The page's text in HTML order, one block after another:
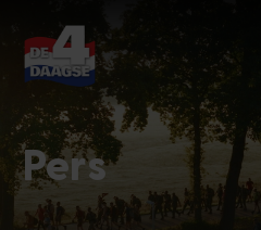
Pers
Chatbot Miles
Stel je vragen 24/7